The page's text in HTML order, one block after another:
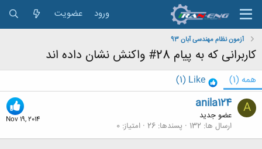
ورود عضویت
آزمون نظام مهندسی آبان 93
کاربرانی که به پیام 28# واکنش نشان داده اند
همه (1)
Like
(1)
A
Nov 19, 2014
anila124
عضو جدید
ارسال ها 132 پسندها 26 امتیاز 0